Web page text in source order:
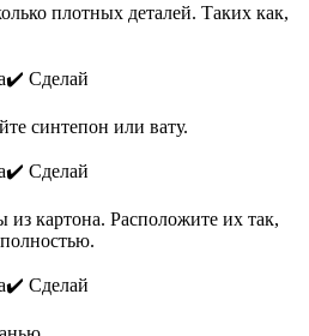
плотных деталей. Таких как,
синтепон или вату.
картона. Расположите их так,